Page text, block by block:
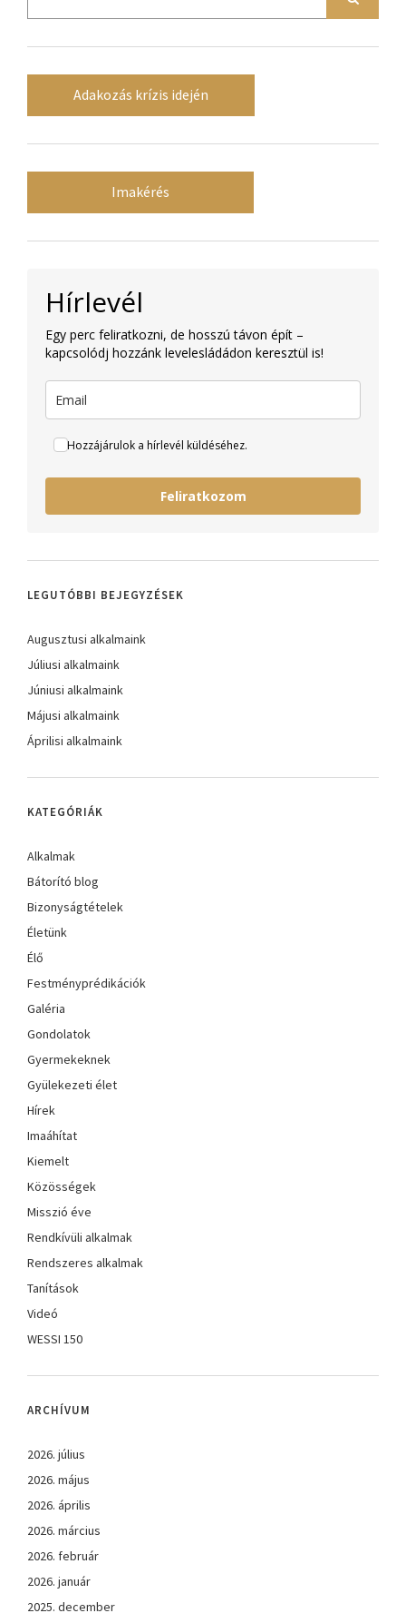
Adakozás krízis idején
Imakérés
Hírlevél
Egy perc feliratkozni, de hosszú távon épít –
kapcsolódj hozzánk levelesládádon keresztül is!
Hozzájárulok a hírlevél küldéséhez.
Feliratkozom
LEGUTÓBBI BEJEGYZÉSEK
Augusztusi alkalmaink
Júliusi alkalmaink
Júniusi alkalmaink
Májusi alkalmaink
Áprilisi alkalmaink
KATEGÓRIÁK
Alkalmak
Bátorító blog
Bizonyságtételek
Életünk
Élő
Festményprédikációk
Galéria
Gondolatok
Gyermekeknek
Gyülekezeti élet
Hírek
Imaáhítat
Kiemelt
Közösségek
Misszió éve
Rendkívüli alkalmak
Rendszeres alkalmak
Tanítások
Videó
WESSI 150
ARCHÍVUM
2026. július
2026. május
2026. április
2026. március
2026. február
2026. január
2025. december